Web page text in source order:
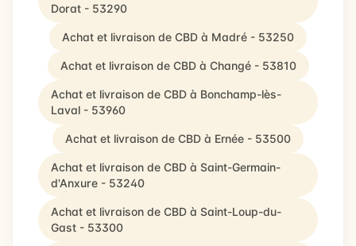
Dorat - 53290
Achat et livraison de CBD à Madré - 53250
Achat et livraison de CBD à Changé - 53810
Achat et livraison de CBD à Bonchamp-lès-
Laval - 53960
Achat et livraison de CBD à Ernée - 53500
Achat et livraison de CBD à Saint-Germain-
d'Anxure - 53240
Achat et livraison de CBD à Saint-Loup-du-
Gast - 53300